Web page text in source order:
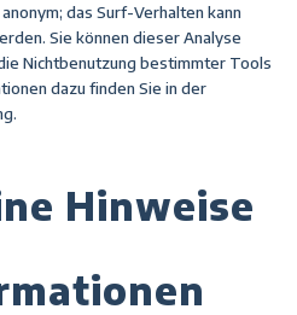
das Surf-Verhalten kann
Sie können dieser Analyse
Nichtbenutzung bestimmter Tools
dazu finden Sie in der
Hinweise